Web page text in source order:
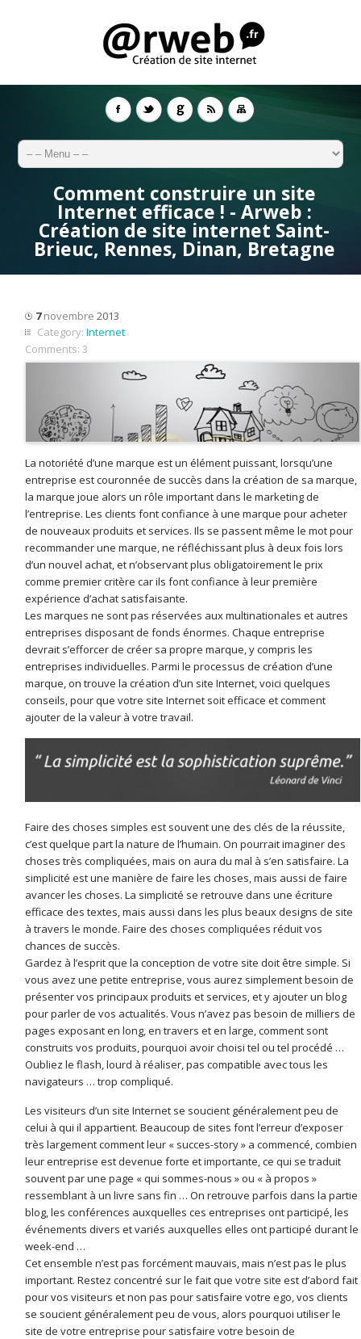
Comment construire un site
Internet efficace ! - Arweb :
Création de site internet Saint-
Brieuc, Rennes, Dinan, Bretagne
7 novembre 2013
Category: Internet
Comments:3
La notoriété d’une marque est un élément puissant, lorsqu’une
entreprise est couronnée de succès dans la création de sa marque,
la marque joue alors un rôle important dans le marketing de
l’entreprise. Les clients font confiance à une marque pour acheter
de nouveaux produits et services. Ils se passent même le mot pour
recommander une marque, ne réfléchissant plus à deux fois lors
d’un nouvel achat, et n’observant plus obligatoirement le prix
comme premier critère car ils font confiance à leur première
expérience d’achat satisfaisante.
Les marques ne sont pas réservées aux multinationales et autres
entreprises disposant de fonds énormes. Chaque entreprise
devrait s’efforcer de créer sa propre marque, y compris les
entreprises individuelles. Parmi le processus de création d’une
marque, on trouve la création d’un site Internet, voici quelques
conseils, pour que votre site Internet soit efficace et comment
ajouter de la valeur à votre travail.
Faire des choses simples est souvent une des clés de la réussite,
c’est quelque part la nature de l’humain. On pourrait imaginer des
choses très compliquées, mais on aura du mal à s’en satisfaire. La
simplicité est une manière de faire les choses, mais aussi de faire
avancer les choses. La simplicité se retrouve dans une écriture
efficace des textes, mais aussi dans les plus beaux designs de site
à travers le monde. Faire des choses compliquées réduit vos
chances de succès.
Gardez à l’esprit que la conception de votre site doit être simple. Si
vous avez une petite entreprise, vous aurez simplement besoin de
présenter vos principaux produits et services, et y ajouter un blog
pour parler de vos actualités. Vous n’avez pas besoin de milliers de
pages exposant en long, en travers et en large, comment sont
construits vos produits, pourquoi avoir choisi tel ou tel procédé …
Oubliez le flash, lourd à réaliser, pas compatible avec tous les
navigateurs … trop compliqué.
Les visiteurs d’un site Internet se soucient généralement peu de
celui à qui il appartient. Beaucoup de sites font l’erreur d’exposer
très largement comment leur « succes-story » a commencé, combien
leur entreprise est devenue forte et importante, ce qui se traduit
souvent par une page « qui sommes-nous » ou « à propos »
ressemblant à un livre sans fin … On retrouve parfois dans la partie
blog, les conférences auxquelles ces entreprises ont participé, les
événements divers et variés auxquelles elles ont participé durant le
week-end …
Cet ensemble n’est pas forcément mauvais, mais n’est pas le plus
important. Restez concentré sur le fait que votre site est d’abord fait
pour vos visiteurs et non pas pour satisfaire votre ego, vos clients
se soucient généralement peu de vous, alors pourquoi utiliser le
site de votre entreprise pour satisfaire votre besoin de